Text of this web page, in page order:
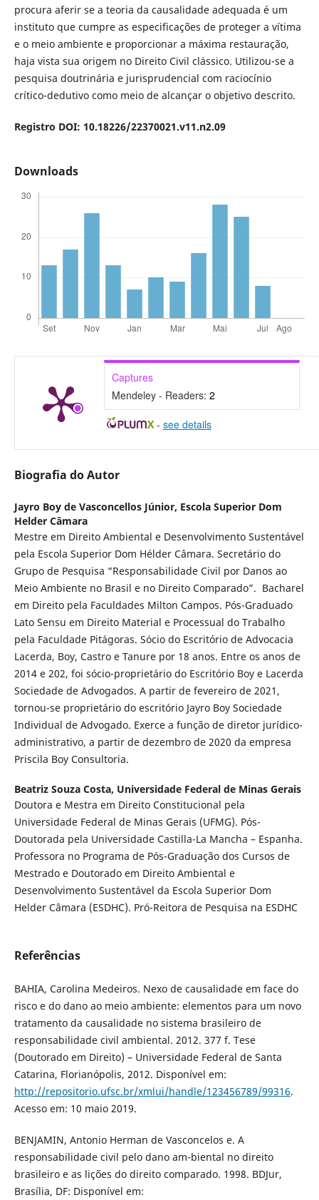
procura aferir se a teoria da causalidade adequada é um
instituto que cumpre as especificações de proteger a vítima
e o meio ambiente e proporcionar a máxima restauração,
haja vista sua origem no Direito Civil clássico. Utilizou-se a
pesquisa doutrinária e jurisprudencial com raciocínio
crítico-dedutivo como meio de alcançar o objetivo descrito.
Registro DOI: 10.18226/22370021.v11.n2.09
Downloads
Captures
Mendeley - Readers: 2
- see details
Biografia do Autor
Jayro Boy de Vasconcellos Júnior, Escola Superior Dom
Helder Câmara
Mestre em Direito Ambiental e Desenvolvimento Sustentável
pela Escola Superior Dom Hélder Câmara. Secretário do
Grupo de Pesquisa “Responsabilidade Civil por Danos ao
Meio Ambiente no Brasil e no Direito Comparado”. Bacharel
em Direito pela Faculdades Milton Campos. Pós-Graduado
Lato Sensu em Direito Material e Processual do Trabalho
pela Faculdade Pitágoras. Sócio do Escritório de Advocacia
Lacerda, Boy, Castro e Tanure por 18 anos. Entre os anos de
2014 e 202, foi sócio-proprietário do Escritório Boy e Lacerda
Sociedade de Advogados. A partir de fevereiro de 2021,
tornou-se proprietário do escritório Jayro Boy Sociedade
Individual de Advogado. Exerce a função de diretor jurídico-
administrativo, a partir de dezembro de 2020 da empresa
Priscila Boy Consultoria.
Beatriz Souza Costa, Universidade Federal de Minas Gerais
Doutora e Mestra em Direito Constitucional pela
Universidade Federal de Minas Gerais (UFMG). Pós-
Doutorada pela Universidade Castilla-La Mancha – Espanha.
Professora no Programa de Pós-Graduação dos Cursos de
Mestrado e Doutorado em Direito Ambiental e
Desenvolvimento Sustentável da Escola Superior Dom
Helder Câmara (ESDHC). Pró-Reitora de Pesquisa na ESDHC
Referências
BAHIA, Carolina Medeiros. Nexo de causalidade em face do
risco e do dano ao meio ambiente: elementos para um novo
tratamento da causalidade no sistema brasileiro de
responsabilidade civil ambiental. 2012. 377 f. Tese
(Doutorado em Direito) – Universidade Federal de Santa
Catarina, Florianópolis, 2012. Disponível em:
http://repositorio.ufsc.br/xmlui/handle/123456789/99316.
Acesso em: 10 maio 2019.
BENJAMIN, Antonio Herman de Vasconcelos e. A
responsabilidade civil pelo dano am-biental no direito
brasileiro e as lições do direito comparado. 1998. BDJur,
Brasília, DF: Disponível em: